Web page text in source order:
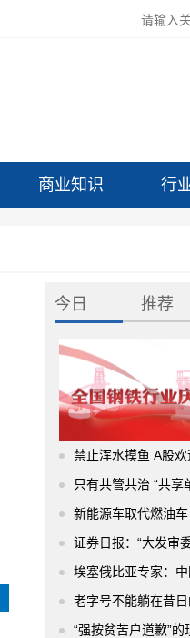
商业知识 行
今日 推荐
禁止浑水摸鱼 A股欢
只有共管共治 “共享
新能源车取代燃油
证券日报：“大发审委
埃塞俄比亚专家：
老字号不能躺在昔
“强按贫苦户道歉”